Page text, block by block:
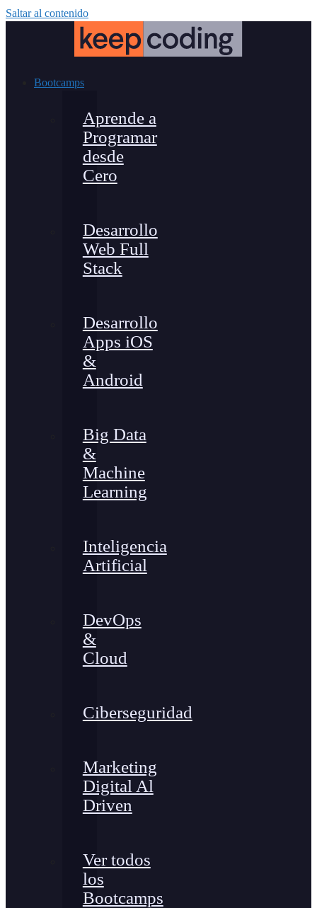
Saltar al contenido
Bootcamps
Aprende a
Programar
desde
Cero
Desarrollo
Web Full
Stack
Desarrollo
Apps iOS
&
Android
Big Data
&
Machine
Learning
Inteligencia
Artificial
DevOps
&
Cloud
Ciberseguridad
Marketing
Digital Al
Driven
Ver todos
los
Bootcamps